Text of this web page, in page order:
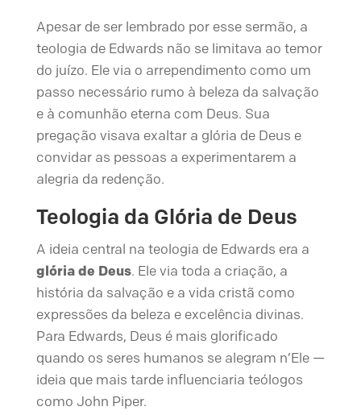
Apesar de ser lembrado por esse sermão, a
teologia de Edwards não se limitava ao temor
do juízo. Ele via o arrependimento como um
passo necessário rumo à beleza da salvação
e à comunhão eterna com Deus. Sua
pregação visava exaltar a glória de Deus e
convidar as pessoas a experimentarem a
alegria da redenção.
Teologia da Glória de Deus
A ideia central na teologia de Edwards era a
glória de Deus. Ele via toda a criação, a
história da salvação e a vida cristã como
expressões da beleza e excelência divinas.
Para Edwards, Deus é mais glorificado
quando os seres humanos se alegram n’Ele —
ideia que mais tarde influenciaria teólogos
como John Piper.